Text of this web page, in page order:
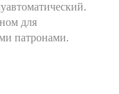
для
патронами.